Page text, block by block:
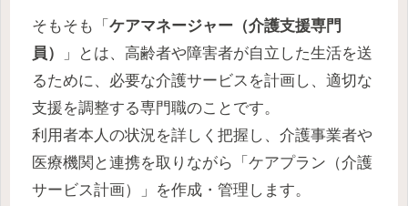
そもそも「 ケアマネージャー（介護支援専門
員）
」とは、高齢者や障害者が自立した生活を送
るために、必要な介護サービスを計画し、適切な
支援を調整する専門職のことです。
利用者本人の状況を詳しく把握し、介護事業者や
医療機関と連携を取りながら「ケアプラン（介護
サービス計画）」を作成・管理します。